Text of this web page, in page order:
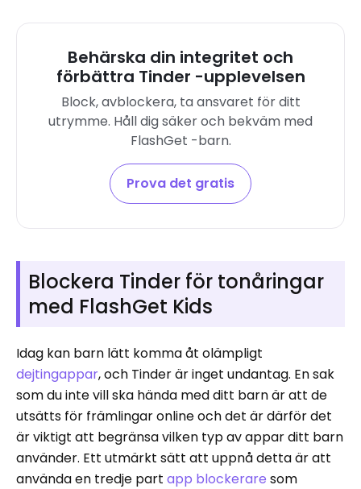
Behärska din integritet och
förbättra Tinder -upplevelsen
Block, avblockera, ta ansvaret för ditt
utrymme. Håll dig säker och bekväm med
FlashGet -barn.
Prova det gratis
Blockera Tinder för tonåringar
med FlashGet Kids
Idag kan barn lätt komma åt olämpligt
dejtingappar, och Tinder är inget undantag. En sak
som du inte vill ska hända med ditt barn är att de
utsätts för främlingar online och det är därför det
är viktigt att begränsa vilken typ av appar ditt barn
använder. Ett utmärkt sätt att uppnå detta är att
använda en tredje part app blockerare som